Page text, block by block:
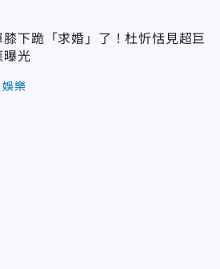
膝下跪「求婚」了！杜忻恬見超巨
曝光
娛樂